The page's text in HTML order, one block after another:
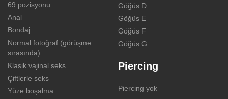
69 pozisyonu
Anal
Bondaj
Normal fotoğraf (görüşme
sırasında)
Klasik vajinal seks
Çiftlerle seks
Yüze boşalma
Göğüs D
Göğüs E
Göğüs F
Göğüs G
Piercing
Piercing yok